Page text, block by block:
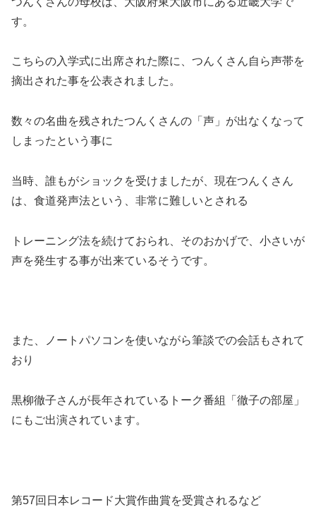
す。
こちらの入学式に出席された際に、つんくさん自ら声帯を
摘出された事を公表されました。
数々の名曲を残されたつんくさんの「声」が出なくなって
しまったという事に
当時、誰もがショックを受けましたが、現在つんくさん
は、食道発声法という、非常に難しいとされる
トレーニング法を続けておられ、そのおかげで、小さいが
声を発生する事が出来ているそうです。
また、ノートパソコンを使いながら筆談での会話もされて
おり
黒柳徹子さんが長年されているトーク番組「徹子の部屋」
にもご出演されています。
第57回日本レコード大賞作曲賞を受賞されるなど